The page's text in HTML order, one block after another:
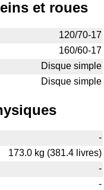
et roues
120/70-17
160/60-17
Disque simple
Disque simple
-
173.0 kg (381.4 livres)
-
-